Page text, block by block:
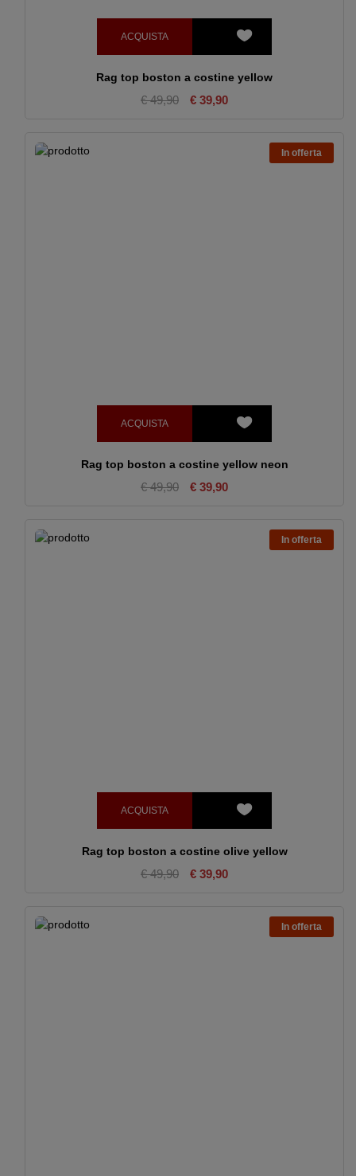
ACQUISTA
Rag top boston a costine yellow
€ 49,90 € 39,90
In offerta
ACQUISTA
Rag top boston a costine yellow neon
€ 49,90 € 39,90
In offerta
ACQUISTA
Rag top boston a costine olive yellow
€ 49,90 € 39,90
In offerta